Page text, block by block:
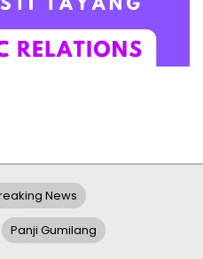
News
Panji Gumilang